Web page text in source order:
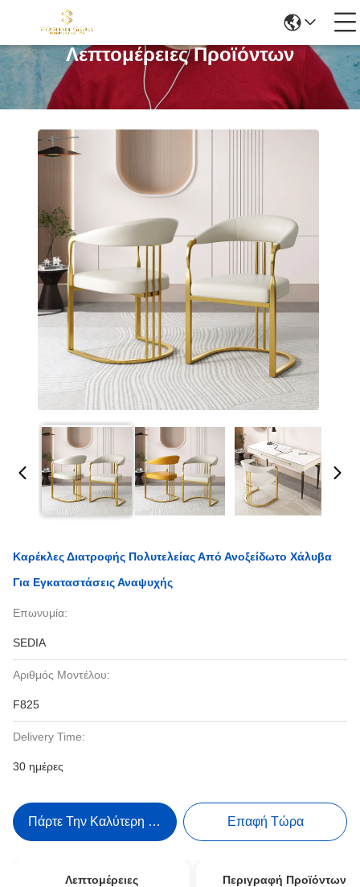
Λεπτομέρειες Προϊόντων
Καρέκλες Διατροφής Πολυτελείας Από Ανοξείδωτο Χάλυβα
Για Εγκαταστάσεις Αναψυχής
Επωνυμία:
SEDIA
Αριθμός Μοντέλου:
F825
Delivery Time:
30 ημέρες
Πάρτε Την Καλύτερη Τιμή Επαφή Τώρα
Λεπτομέρειες Περιγραφή Προϊόντων